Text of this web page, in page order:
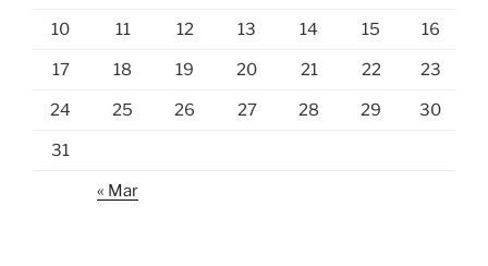
10 11 12 13 14 15 16
17 18 19 20 21 22 23
24 25 26 27 28 29 30
31
« Mar